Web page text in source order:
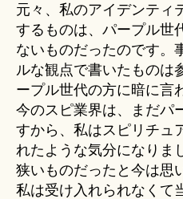
元々、私のアイデンティ
するものは、パープル世
ないものだったのです。
ルな観点で書いたものは
ープル世代の方に暗に言
今のスピ業界は、まだパ
すから、私はスピリチュ
れたような気分になりま
狭いものだったと今は思
私は受け入れられなくて